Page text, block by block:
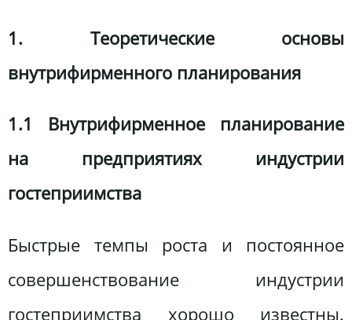
1. Теоретические основы
внутрифирменного планирования
1.1 Внутрифирменное планирование
на предприятиях индустрии
гостеприимства
Быстрые темпы роста и постоянное
совершенствование индустрии
гостеприимства хорошо известны.